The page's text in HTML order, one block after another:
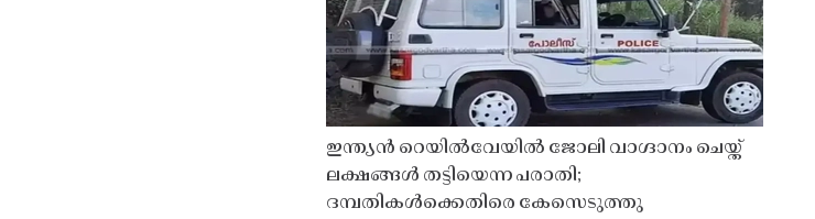
ഇന്ത്യൻ റെയിൽവേയിൽ ജോലി വാഗ്ദാനം ചെയ്ത്
ലക്ഷങ്ങൾ തട്ടിയെന്ന പരാതി;
ദമ്പതികൾക്കെതിരെ കേസെടുത്തു